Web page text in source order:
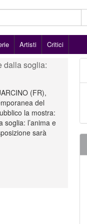
Artisti Critici
dalla soglia:
(FR),
del
la mostra:
soglia: l’anima e
sarà
catastrofi” a
dalla paura